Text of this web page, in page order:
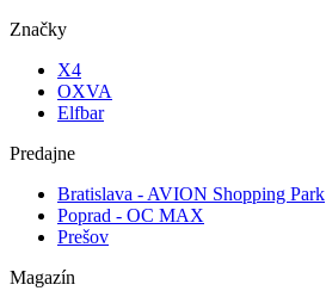
Značky
X4
OXVA
Elfbar
Predajne
Bratislava - AVION Shopping Park
Poprad - OC MAX
Prešov
Magazín